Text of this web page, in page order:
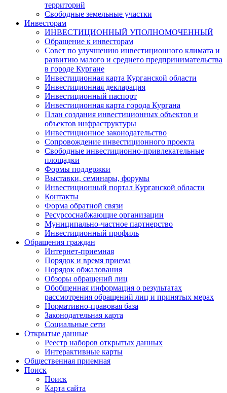
территорий
Свободные земельные участки
Инвесторам
ИНВЕСТИЦИОННЫЙ УПОЛНОМОЧЕННЫЙ
Обращение к инвесторам
Совет по улучшению инвестиционного климата и
развитию малого и среднего предпринимательства
в городе Кургане
Инвестиционная карта Курганской области
Инвестиционная декларация
Инвестиционный паспорт
Инвестиционная карта города Кургана
План создания инвестиционных объектов и
объектов инфраструктуры
Инвестиционное законодательство
Сопровождение инвестиционного проекта
Свободные инвестиционно-привлекательные
площадки
Формы поддержки
Выставки, семинары, форумы
Инвестиционный портал Курганской области
Контакты
Форма обратной связи
Ресурсоснабжающие организации
Муниципально-частное партнерство
Инвестиционный профиль
Обращения граждан
Интернет-приемная
Порядок и время приема
Порядок обжалования
Обзоры обращений лиц
Обобщенная информация о результатах
рассмотрения обращений лиц и принятых мерах
Нормативно-правовая база
Законодательная карта
Социальные сети
Открытые данные
Реестр наборов открытых данных
Интерактивные карты
Общественная приемная
Поиск
Поиск
Карта сайта